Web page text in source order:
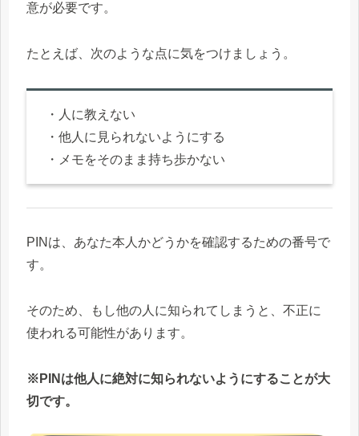
意が必要です。
たとえば、次のような点に気をつけましょう。
・人に教えない
・他人に見られないようにする
・メモをそのまま持ち歩かない
PINは、あなた本人かどうかを確認するための番号で
す。
そのため、もし他の人に知られてしまうと、不正に
使われる可能性があります。
※PINは他人に絶対に知られないようにすることが大
切です。